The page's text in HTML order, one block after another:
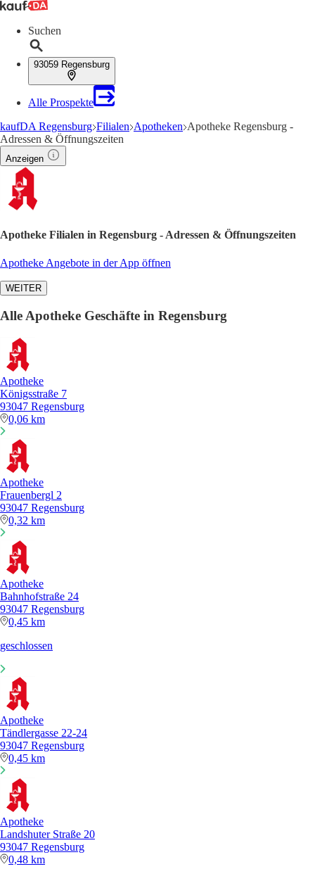
Suchen
93059 Regensburg
Alle Prospekte
kaufDA Regensburg Filialen Apotheken Apotheke Regensburg -
Adressen & Öffnungszeiten
Anzeigen
Apotheke Filialen in Regensburg - Adressen & Öffnungszeiten
Apotheke Angebote in der App öffnen
WEITER
Alle Apotheke Geschäfte in Regensburg
Apotheke
Königsstraße 7
93047 Regensburg
0,06 km
Apotheke
Frauenbergl 2
93047 Regensburg
0,32 km
Apotheke
Bahnhofstraße 24
93047 Regensburg
0,45 km
geschlossen
Apotheke
Tändlergasse 22-24
93047 Regensburg
0,45 km
Apotheke
Landshuter Straße 20
93047 Regensburg
0,48 km